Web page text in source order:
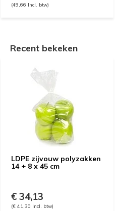
(49,66 Incl. btw)
Recent bekeken
LDPE zijvouw polyzakken
14 + 8 x 45 cm
€ 34,13
(€ 41,30 Incl. btw)